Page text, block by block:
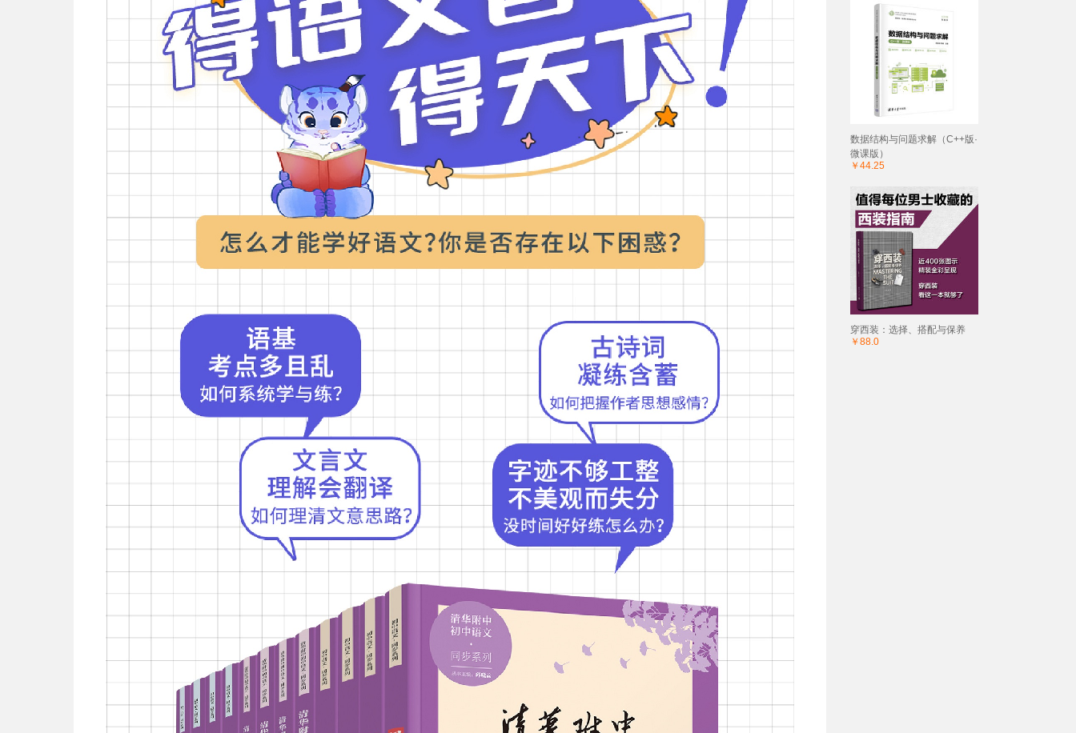
数据结构与问题求解（C++版·
微课版）
￥44.25
穿西装：选择、搭配与保养
￥88.0